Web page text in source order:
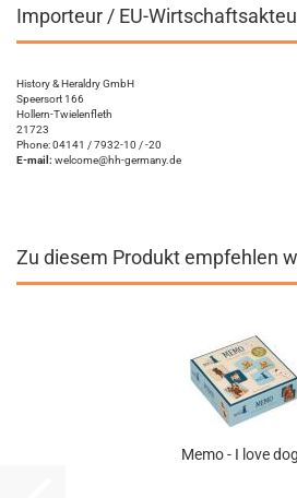
Importeur / EU-
History & Heraldry GmbH
Speersort 166
Hollern-Twielenfleth
21723
Phone: 04141 / 7932-10 / -20
E-mail: welcome@hh-germany.de
Zu diesem Produkt empfehlen
Memo - I love